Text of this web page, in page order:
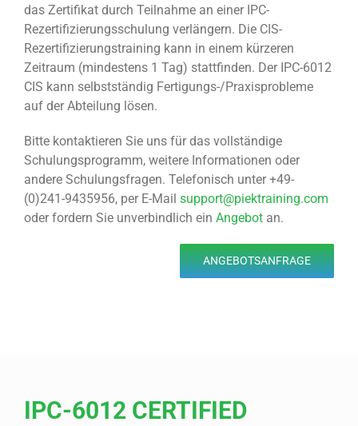
das Zertifikat durch Teilnahme an einer IPC-
Rezertifizierungsschulung verlängern. Die CIS-
Rezertifizierungstraining kann in einem kürzeren
Zeitraum (mindestens 1 Tag) stattfinden. Der IPC-6012
CIS kann selbstständig Fertigungs-/Praxisprobleme
auf der Abteilung lösen.
Bitte kontaktieren Sie uns für das vollständige
Schulungsprogramm, weitere Informationen oder
andere Schulungsfragen. Telefonisch unter +49-
(0)241-9435956, per E-Mail support@piektraining.com
oder fordern Sie unverbindlich ein Angebotan.
ANGEBOTSANFRAGE
IPC-6012 CERTIFIED